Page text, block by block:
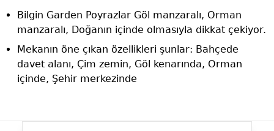
Bilgin Garden Poyrazlar Göl manzaralı, Orman
manzaralı, Doğanın içinde olmasıyla dikkat çekiyor.
Mekanın öne çıkan özellikleri şunlar: Bahçede
davet alanı, Çim zemin, Göl kenarında, Orman
içinde, Şehir merkezinde